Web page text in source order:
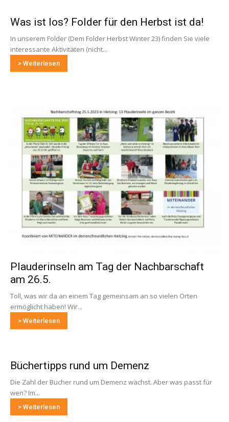
Was ist los? Folder für den Herbst ist da!
In unserem Folder (Dem Folder Herbst Winter 23) finden Sie viele
interessante Aktivitäten (nicht...
> Weiterlesen
Plauderinseln am Tag der Nachbarschaft
am 26.5.
Toll, was wir da an einem Tag gemeinsam an so vielen Orten
ermöglicht haben! Wir...
> Weiterlesen
Büchertipps rund um Demenz
Die Zahl der Bücher rund um Demenz wächst. Aber was passt für
wen? Im...
> Weiterlesen